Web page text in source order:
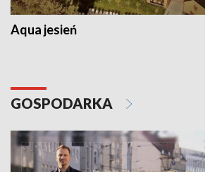
Aqua jesień
GOSPODARKA